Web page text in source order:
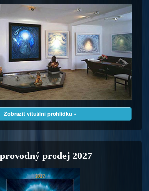
Zobrazit vituální prohlídku »
prodej 2027